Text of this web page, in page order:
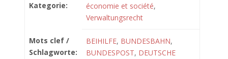
Kategorie:
économie et société,
Verwaltungsrecht
Mots clef /
Schlagworte:
BEIHILFE, BUNDESBAHN,
BUNDESPOST, DEUTSCHE